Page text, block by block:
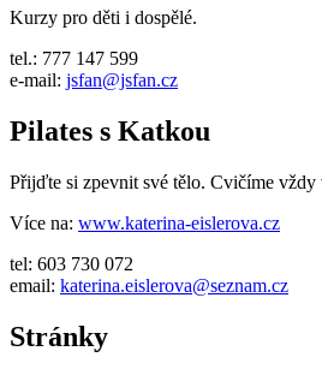
Kurzy pro děti i dospělé.
tel.: 777 147 599
e-mail: jsfan@jsfan.cz
Pilates s Katkou
Přijďte si zpevnit své tělo. Cvičíme vždy
Více na: www.katerina-eislerova.cz
tel: 603 730 072
email: katerina.eislerova@seznam.cz
Stránky